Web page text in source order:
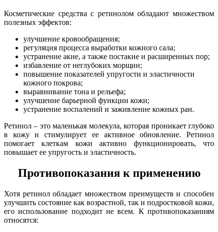
Косметические средства с ретинолом обладают множеством
полезных эффектов:
улучшение кровообращения;
регуляция процесса выработки кожного сала;
устранение акне, а также постакне и расширенных пор;
избавление от неглубоких морщин;
повышение показателей упругости и эластичности
кожного покрова;
выравнивание тона и рельефа;
улучшение барьерной функции кожи;
устранение воспалений и заживление кожных ран.
Ретинол – это маленькая молекула, которая проникает глубоко
в кожу и стимулирует ее активное обновление. Ретинол
помогает клеткам кожи активно функционировать, что
повышает ее упругость и эластичность.
Противопоказания к применению
Хотя ретинол обладает множеством преимуществ и способен
улучшить состояние как возрастной, так и подростковой кожи,
его использование подходит не всем. К противопоказаниям
относятся: